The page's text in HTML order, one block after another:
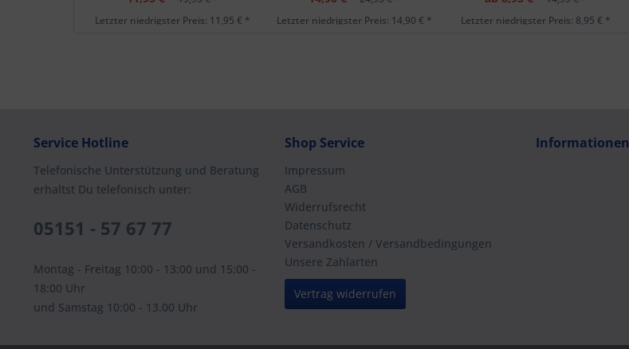
Letzter niedrigster Preis: 11,95 € *
Letzter niedrigster Preis: 14,90 € *
Letzter niedrigster Preis: 8,95 € *
Service Hotline
Telefonische Unterstützung und Beratung
erhaltst Du telefonisch unter:
05151 - 57 67 77
Montag - Freitag 10:00 - 13:00 und 15:00 -
18:00 Uhr
und Samstag 10:00 - 13.00 Uhr
Shop Service
Impressum
AGB
Widerrufsrecht
Datenschutz
Versandkosten / Versandbedingungen
Unsere Zahlarten
Vertrag widerrufen
Informationen